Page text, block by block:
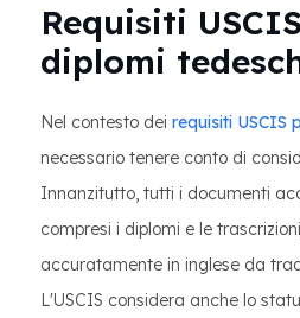
Requisiti
diplomi
Nel contesto dei requisiti USCIS
necessario tenere conto di
Innanzitutto, tutti i documenti
compresi i diplomi e le
accuratamente in inglese da
L'USCIS considera anche lo